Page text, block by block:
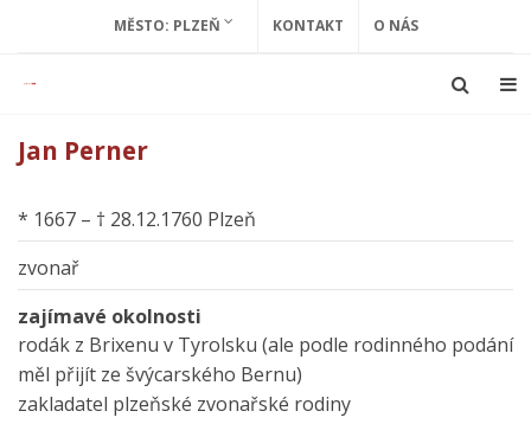
MĚSTO: PLZEŇ KONTAKT O NÁS
Jan Perner
* 1667 – † 28.12.1760 Plzeň
zvonař
zajímavé okolnosti
rodák z Brixenu v Tyrolsku (ale podle rodinného podání
měl přijít ze švýcarského Bernu)
zakladatel plzeňské zvonařské rodiny